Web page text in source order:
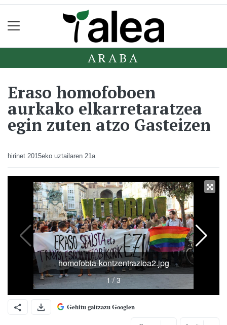
ARABA
Eraso homofoboen
aurkako elkarretaratzea
egin zuten atzo Gasteizen
hirinet 2015eko uztailaren 21a
Gehitu gaitzazu Googlen